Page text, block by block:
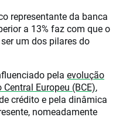
representante da banca
a 13% faz com que o
um dos pilares do
pela evolução
Central Europeu (BCE),
crédito e pela dinâmica
nomeadamente